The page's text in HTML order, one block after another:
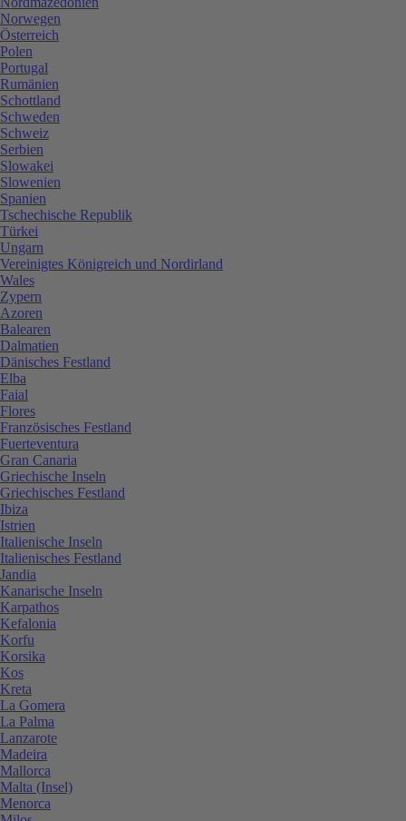
Norwegen
Österreich
Polen
Portugal
Rumänien
Schottland
Schweden
Schweiz
Serbien
Slowakei
Slowenien
Spanien
Tschechische Republik
Türkei
Ungarn
Vereinigtes Königreich und Nordirland
Wales
Zypern
Azoren
Balearen
Dalmatien
Dänisches Festland
Elba
Faial
Flores
Französisches Festland
Fuerteventura
Gran Canaria
Griechische Inseln
Griechisches Festland
Ibiza
Istrien
Italienische Inseln
Italienisches Festland
Jandia
Kanarische Inseln
Karpathos
Kefalonia
Korfu
Korsika
Kos
Kreta
La Gomera
La Palma
Lanzarote
Madeira
Mallorca
Malta (Insel)
Menorca